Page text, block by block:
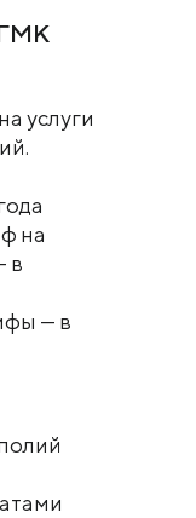
услуги
на
в
— в